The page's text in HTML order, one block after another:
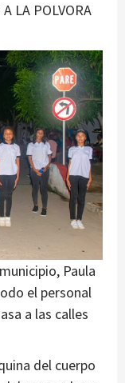
LA POLVORA
Paula
el personal
a las calles
del cuerpo